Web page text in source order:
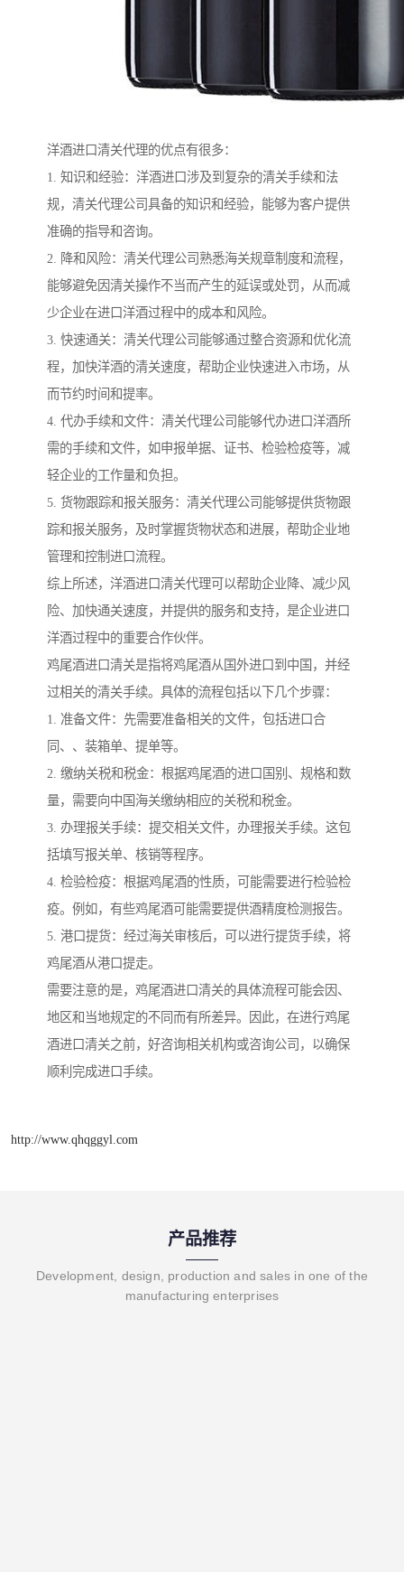
洋酒进口清关代理的优点有很多：
1. 知识和经验：洋酒进口涉及到复杂的清关手续和法
规，清关代理公司具备的知识和经验，能够为客户提供
准确的指导和咨询。
2. 降和风险：清关代理公司熟悉海关规章制度和流程，
能够避免因清关操作不当而产生的延误或处罚，从而减
少企业在进口洋酒过程中的成本和风险。
3. 快速通关：清关代理公司能够通过整合资源和优化流
程，加快洋酒的清关速度，帮助企业快速进入市场，从
而节约时间和提率。
4. 代办手续和文件：清关代理公司能够代办进口洋酒所
需的手续和文件，如申报单据、证书、检验检疫等，减
轻企业的工作量和负担。
5. 货物跟踪和报关服务：清关代理公司能够提供货物跟
踪和报关服务，及时掌握货物状态和进展，帮助企业地
管理和控制进口流程。
综上所述，洋酒进口清关代理可以帮助企业降、减少风
险、加快通关速度，并提供的服务和支持，是企业进口
洋酒过程中的重要合作伙伴。
鸡尾酒进口清关是指将鸡尾酒从国外进口到中国，并经
过相关的清关手续。具体的流程包括以下几个步骤：
1. 准备文件：先需要准备相关的文件，包括进口合
同、、装箱单、提单等。
2. 缴纳关税和税金：根据鸡尾酒的进口国别、规格和数
量，需要向中国海关缴纳相应的关税和税金。
3. 办理报关手续：提交相关文件，办理报关手续。这包
括填写报关单、核销等程序。
4. 检验检疫：根据鸡尾酒的性质，可能需要进行检验检
疫。例如，有些鸡尾酒可能需要提供酒精度检测报告。
5. 港口提货：经过海关审核后，可以进行提货手续，将
鸡尾酒从港口提走。
需要注意的是，鸡尾酒进口清关的具体流程可能会因、
地区和当地规定的不同而有所差异。因此，在进行鸡尾
酒进口清关之前，好咨询相关机构或咨询公司，以确保
顺利完成进口手续。
http://www.qhqggyl.com
产品推荐
Development, design, production and sales in one of the
manufacturing enterprises